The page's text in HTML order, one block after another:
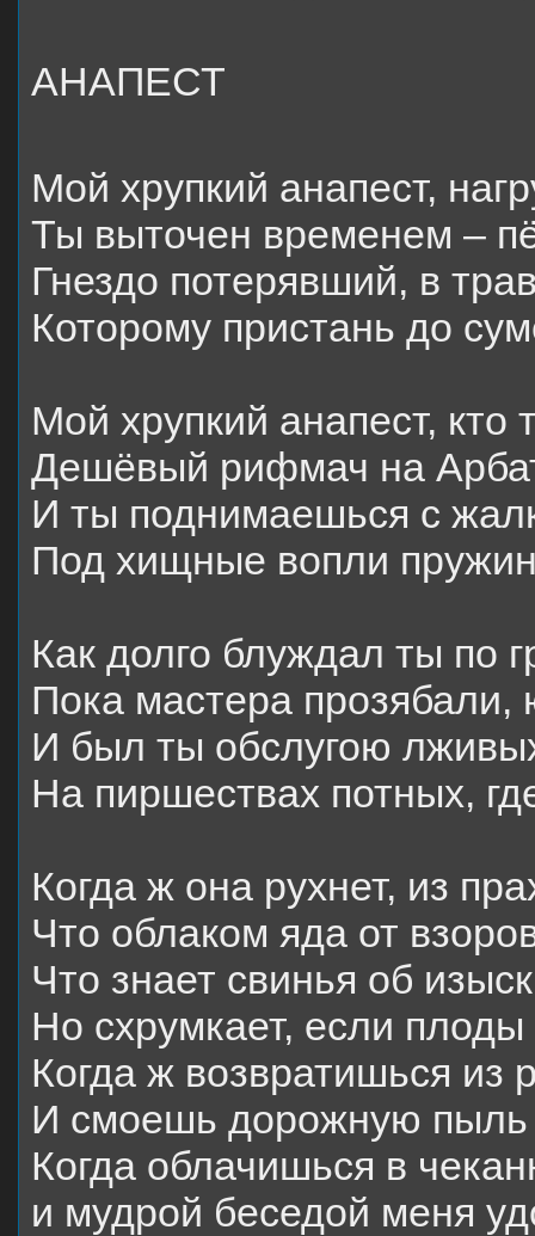
АНАПЕСТ
Мой хрупкий анапест,
Ты выточен временем –
Гнездо потерявший, в
Которому пристань до
Мой хрупкий анапест, кто
Дешёвый рифмач на
И ты поднимаешься с
Под хищные вопли
Как долго блуждал ты по
Пока мастера прозябали,
И был ты обслугою
На пиршествах потных,
Когда ж она рухнет, из
Что облаком яда от
Что знает свинья об
Но схрумкает, если
Когда ж возвратишься из
И смоешь дорожную пыль
Когда облачишься в
и мудрой беседой меня